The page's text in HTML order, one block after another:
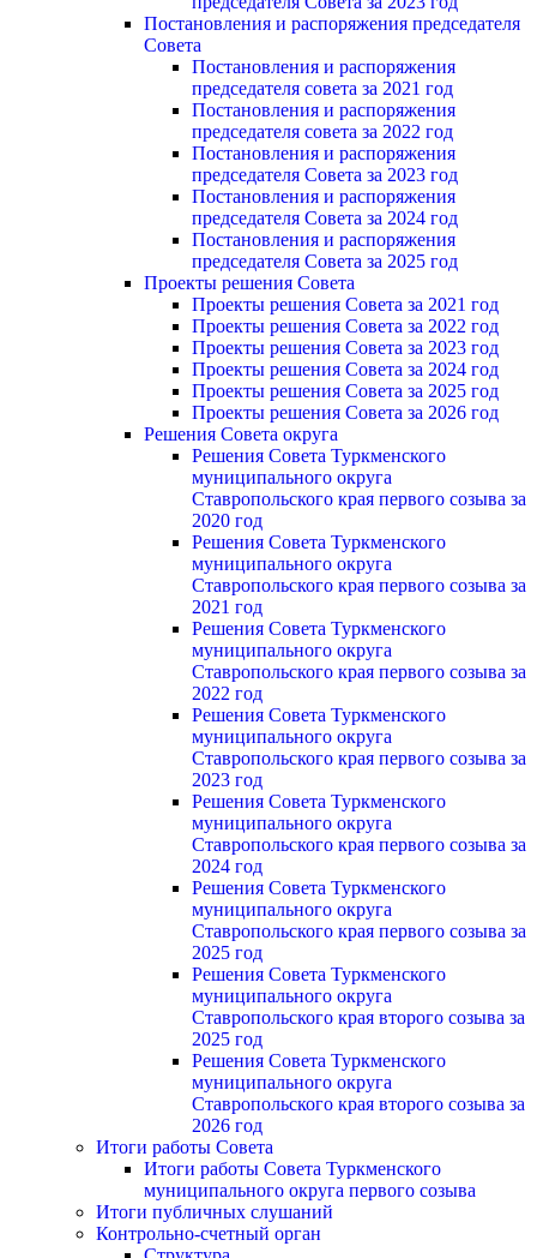
Постановления и распоряжения председателя
Cовета
Постановления и распоряжения
председателя совета за 2021 год
Постановления и распоряжения
председателя совета за 2022 год
Постановления и распоряжения
председателя Cовета за 2023 год
Постановления и распоряжения
председателя Cовета за 2024 год
Постановления и распоряжения
председателя Cовета за 2025 год
Проекты решения Cовета
Проекты решения Совета за 2021 год
Проекты решения Совета за 2022 год
Проекты решения Cовета за 2023 год
Проекты решения Совета за 2024 год
Проекты решения Совета за 2025 год
Проекты решения Совета за 2026 год
Решения Совета округа
Решения Совета Туркменского
муниципального округа
Ставропольского края первого созыва за
2020 год
Решения Совета Туркменского
муниципального округа
Ставропольского края первого созыва за
2021 год
Решения Совета Туркменского
муниципального округа
Ставропольского края первого созыва за
2022 год
Решения Совета Туркменского
муниципального округа
Ставропольского края первого созыва за
2023 год
Решения Совета Туркменского
муниципального округа
Ставропольского края первого созыва за
2024 год
Решения Совета Туркменского
муниципального округа
Ставропольского края первого созыва за
2025 год
Решения Совета Туркменского
муниципального округа
Ставропольского края второго созыва за
2025 год
Решения Совета Туркменского
муниципального округа
Ставропольского края второго созыва за
2026 год
Итоги работы Совета
Итоги работы Совета Туркменского
муниципального округа первого созыва
Итоги публичных слушаний
Контрольно-счетный орган